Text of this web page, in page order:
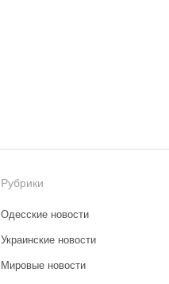
Рубрики
Одесские новости
Украинские новости
Мировые новости